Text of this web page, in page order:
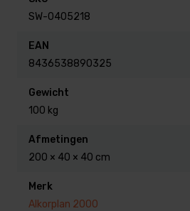
Als je nog nooit deze folie
Wil je een folie op maat
vele mogelijkheden, Wij bieden
begeleidingen en service.
Kenmerken
SW-0405218
EAN
8436538890325
Gewicht
100 kg
Afmetingen
200 × 40 × 40 cm
Merk
Alkorplan 2000